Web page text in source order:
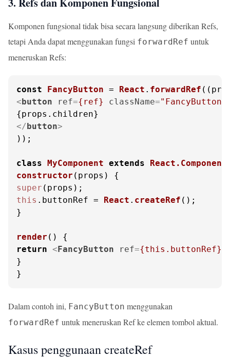
Komponen fungsional tidak bisa secara langsung diberikan Refs,
tetapi Anda dapat menggunakan fungsi forwardRef untuk
meneruskan Refs:
const FancyButton = React . forwardRef ( (
<button ref={ref} className="FancyButton"
</button>
));
class MyComponent extends
React.Component
constructor ( props
super
this . buttonRef = React . createRef ();
}
render (
return <FancyButton ref={this.buttonRef}
}
}
Dalam contoh ini, FancyButton menggunakan
forwardRef untuk meneruskan Ref ke elemen tombol aktual.
Kasus penggunaan createRef